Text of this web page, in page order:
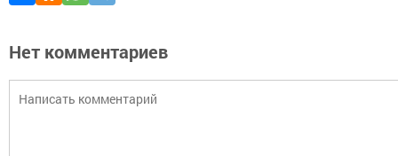
Нет комментариев